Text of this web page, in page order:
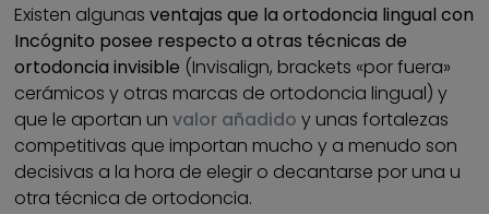
Existen algunasventajas que la ortodoncia lingual con
Incógnito posee respecto a otras técnicas de
ortodoncia invisible (Invisalign, brackets «por fuera»
cerámicos y otras marcas de ortodoncia lingual) y
que le aportan un valor añadidoy unas fortalezas
competitivas que importan mucho y a menudo son
decisivas a la hora de elegir o decantarse por una u
otra técnica de ortodoncia.